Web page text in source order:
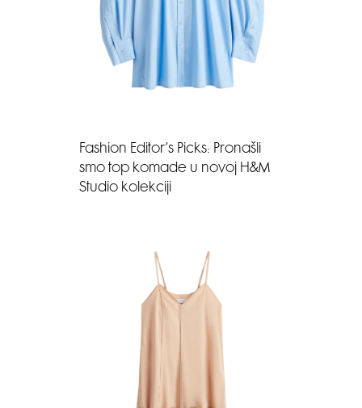
Fashion Editor’s Picks: Pronašli
smo top komade u novoj H&M
Studio kolekciji